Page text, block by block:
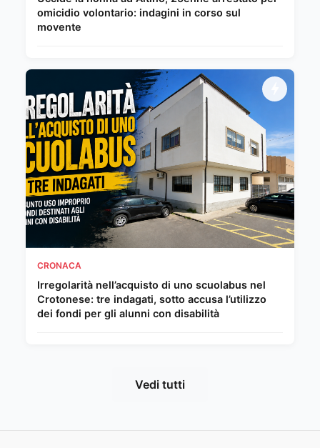
omicidio volontario: indagini in corso sul
movente
CRONACA
Irregolarità nell’acquisto di uno scuolabus nel
Crotonese: tre indagati, sotto accusa l’utilizzo
dei fondi per gli alunni con disabilità
Vedi tutti